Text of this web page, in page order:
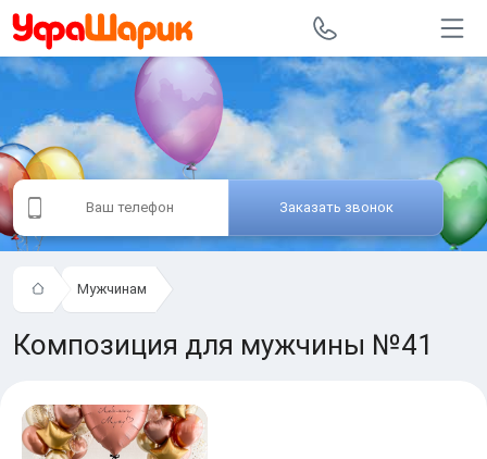
Заказать звонок
Мужчинам
Композиция для мужчины №41